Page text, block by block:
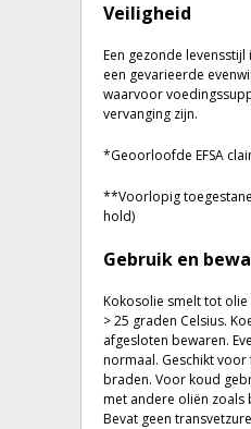
Veiligheid
Een gezonde
een gevarieerde
waarvoor
vervanging zijn.
*Geoorloofde EFSA
**Voorlopig toegestane
hold)
Gebruik en
Kokosolie smelt tot
> 25 graden Celsius.
afgesloten bewaren.
normaal. Geschikt
braden. Voor koud
met andere oliën
Bevat geen